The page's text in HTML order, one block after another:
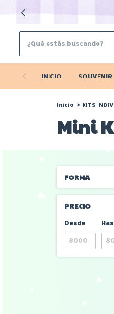
INICIO
Inicio > KITS
Mini
FORMA
PRECIO
Desde